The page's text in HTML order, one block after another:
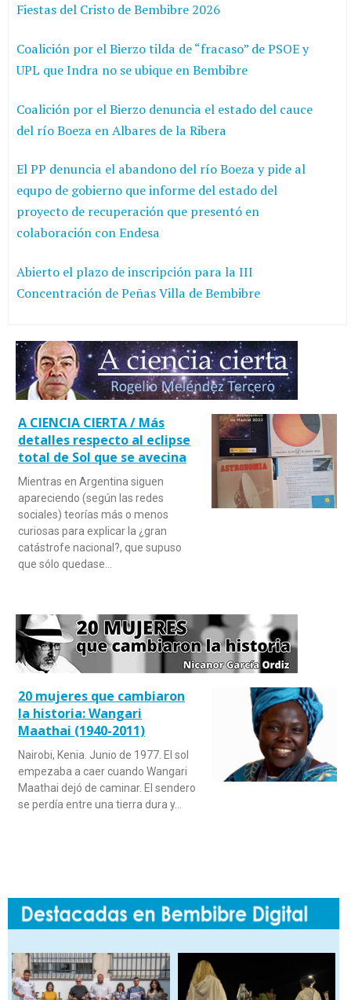
Fiestas del Cristo de Bembibre 2026
Coalición por el Bierzo tilda de “fracaso” de PSOE y
UPL que Indra no se ubique en Bembibre
Coalición por el Bierzo denuncia el estado del cauce
del río Boeza en Albares de la Ribera
El PP denuncia el abandono del río Boeza y pide al
equpo de gobierno que informe del estado del
proyecto de recuperación que presentó en
colaboración con Endesa
Abierto el plazo de inscripción para la III
Concentración de Peñas Villa de Bembibre
A CIENCIA CIERTA / Más
detalles respecto al eclipse
total de Sol que se avecina
Mientras en Argentina siguen
apareciendo (según las redes
sociales) teorías más o menos
curiosas para explicar la ¿gran
catástrofe nacional?, que supuso
que sólo quedase…
20 mujeres que cambiaron
la historia: Wangari
Maathai (1940-2011)
Nairobi, Kenia. Junio de 1977. El sol
empezaba a caer cuando Wangari
Maathai dejó de caminar. El sendero
se perdía entre una tierra dura y…